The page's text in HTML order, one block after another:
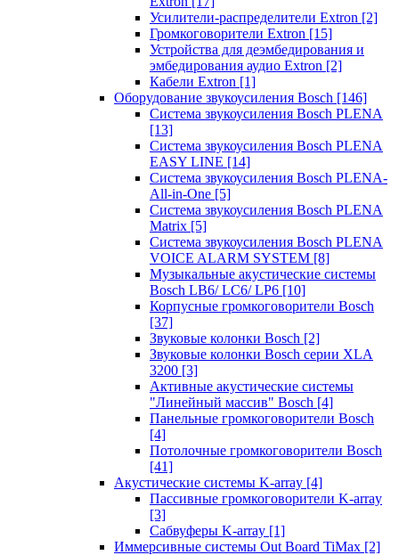
Усилители-распределители Extron [2]
Громкоговорители Extron [15]
Устройства для деэмбедирования и
эмбедирования аудио Extron [2]
Кабели Extron [1]
Оборудование звукоусиления Bosch [146]
Система звукоусиления Bosch PLENA
[13]
Система звукоусиления Bosch PLENA
EASY LINE [14]
Система звукоусиления Bosch PLENA-
All-in-One [5]
Система звукоусиления Bosch PLENA
Matrix [5]
Система звукоусиления Bosch PLENA
VOICE ALARM SYSTEM [8]
Музыкальные акустические системы
Bosch LB6/ LC6/ LP6 [10]
Корпусные громкоговорители Bosch
[37]
Звуковые колонки Bosch [2]
Звуковые колонки Bosch серии XLA
3200 [3]
Активные акустические системы
"Линейный массив" Bosch [4]
Панельные громкоговорители Bosch
[4]
Потолочные громкоговорители Bosch
[41]
Акустические системы K-array [4]
Пассивные громкоговорители K-array
[3]
Сабвуферы K-array [1]
Иммерсивные системы Out Board TiMax [2]